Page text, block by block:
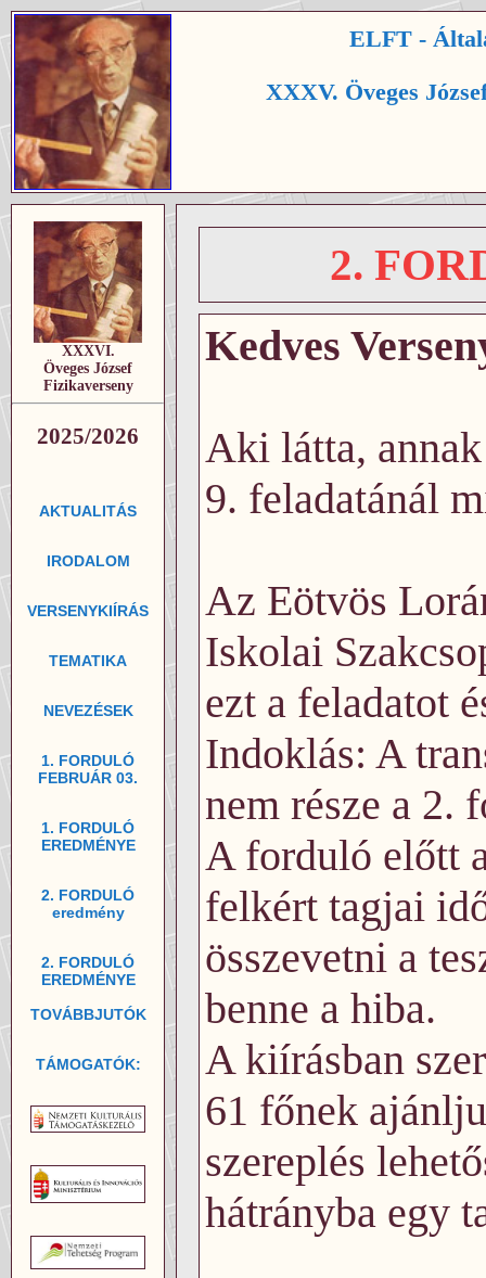
ELFT -
XXXV. Öveges
XXXVI.
Öveges József
Fizikaverseny
2025/2026
AKTUALITÁS
IRODALOM
VERSENYKIÍRÁS
TEMATIKA
NEVEZÉSEK
1. FORDULÓ
FEBRUÁR 03.
1. FORDULÓ
EREDMÉNYE
2. FORDULÓ
eredmény
2. FORDULÓ
EREDMÉNYE
TOVÁBBJUTÓK
TÁMOGATÓK:
2.
Kedves
Aki látta,
9. feladatánál
Az Eötvös
Iskolai
ezt a feladatot
Indoklás: A
nem része a 2.
A forduló előtt
felkért tagjai
összevetni a
benne a hiba.
A kiírásban
61 főnek
szereplés
hátrányba egy